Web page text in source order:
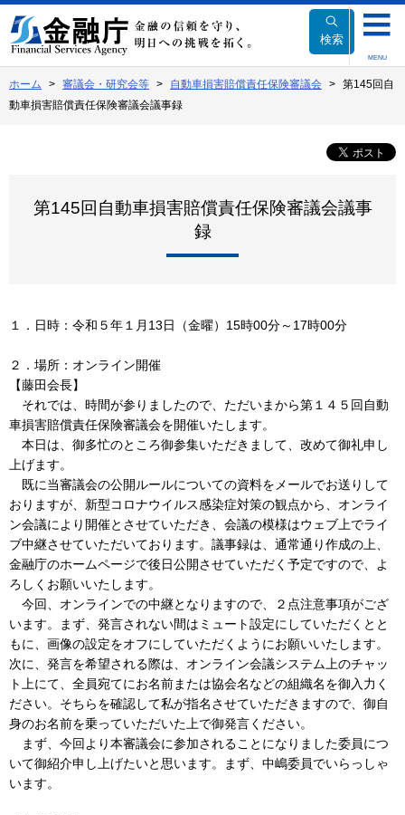
文
へ
動
検索
MENU
ホーム 審議会・研究会等 自動車損害賠償責任保険審議会
第145回自
動車損害賠償責任保険審議会議事録
第145回自動車損害賠償責任保険審議会議事
録
１．日時：令和５年１月13日（金曜）15時00分～17時00分
２．場所：オンライン開催
【藤田会長】
それでは、時間が参りましたので、ただいまから第１４５回自動
車損害賠償責任保険審議会を開催いたします。
本日は、御多忙のところ御参集いただきまして、改めて御礼申し
上げます。
既に当審議会の公開ルールについての資料をメールでお送りして
おりますが、新型コロナウイルス感染症対策の観点から、オンライ
ン会議により開催とさせていただき、会議の模様はウェブ上でライ
ブ中継させていただいております。議事録は、通常通り作成の上、
金融庁のホームページで後日公開させていただく予定ですので、よ
ろしくお願いいたします。
今回、オンラインでの中継となりますので、２点注意事項がござ
います。まず、発言されない間はミュート設定にしていただくとと
もに、画像の設定をオフにしていただくようにお願いいたします。
次に、発言を希望される際は、オンライン会議システム上のチャッ
ト上にて、全員宛てにお名前または協会名などの組織名を御入力く
ださい。そちらを確認して私が指名させていただきますので、御自
身のお名前を乗っていただいた上で御発言ください。
まず、今回より本審議会に参加されることになりました委員につ
いて御紹介申し上げたいと思います。まず、中嶋委員でいらっしゃ
います。